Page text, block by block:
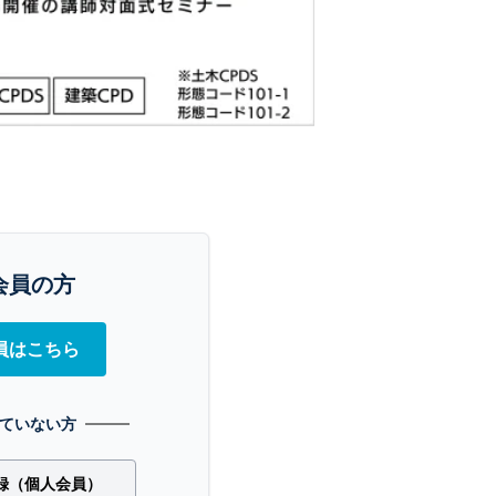
員の方
はこちら
いない方
個人会員）